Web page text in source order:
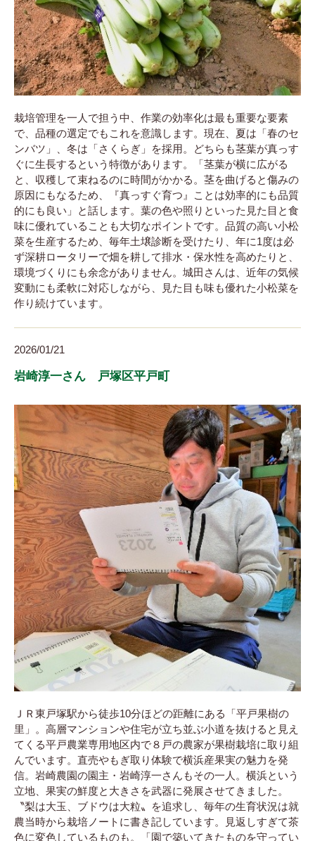
栽培管理を一人で担う中、作業の効率化は最も重要な要素
で、品種の選定でもこれを意識します。現在、夏は「春のセ
ンバツ」、冬は「さくらぎ」を採用。どちらも茎葉が真っす
ぐに生長するという特徴があります。「茎葉が横に広がる
と、収穫して束ねるのに時間がかかる。茎を曲げると傷みの
原因にもなるため、『真っすぐ育つ』ことは効率的にも品質
的にも良い」と話します。葉の色や照りといった見た目と食
味に優れていることも大切なポイントです。品質の高い小松
菜を生産するため、毎年土壌診断を受けたり、年に1度は必
ず深耕ロータリーで畑を耕して排水・保水性を高めたりと、
環境づくりにも余念がありません。城田さんは、近年の気候
変動にも柔軟に対応しながら、見た目も味も優れた小松菜を
作り続けています。
2026/01/21
岩崎淳一さん 戸塚区平戸町
ＪＲ東戸塚駅から徒歩10分ほどの距離にある「平戸果樹の
里」。高層マンションや住宅が立ち並ぶ小道を抜けると見え
てくる平戸農業専用地区内で８戸の農家が果樹栽培に取り組
んでいます。直売やもぎ取り体験で横浜産果実の魅力を発
信。岩崎農園の園主・岩崎淳一さんもその一人。横浜という
立地、果実の鮮度と大きさを武器に発展させてきました。
〝梨は大玉、ブドウは大粒〟を追求し、毎年の生育状況は就
農当時から栽培ノートに書き記しています。見返しすぎて茶
色に変色しているものも。「園で築いてきたものを守ってい